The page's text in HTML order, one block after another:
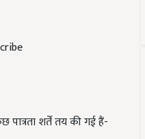
पात्रता शर्तें तय की गई हैं-